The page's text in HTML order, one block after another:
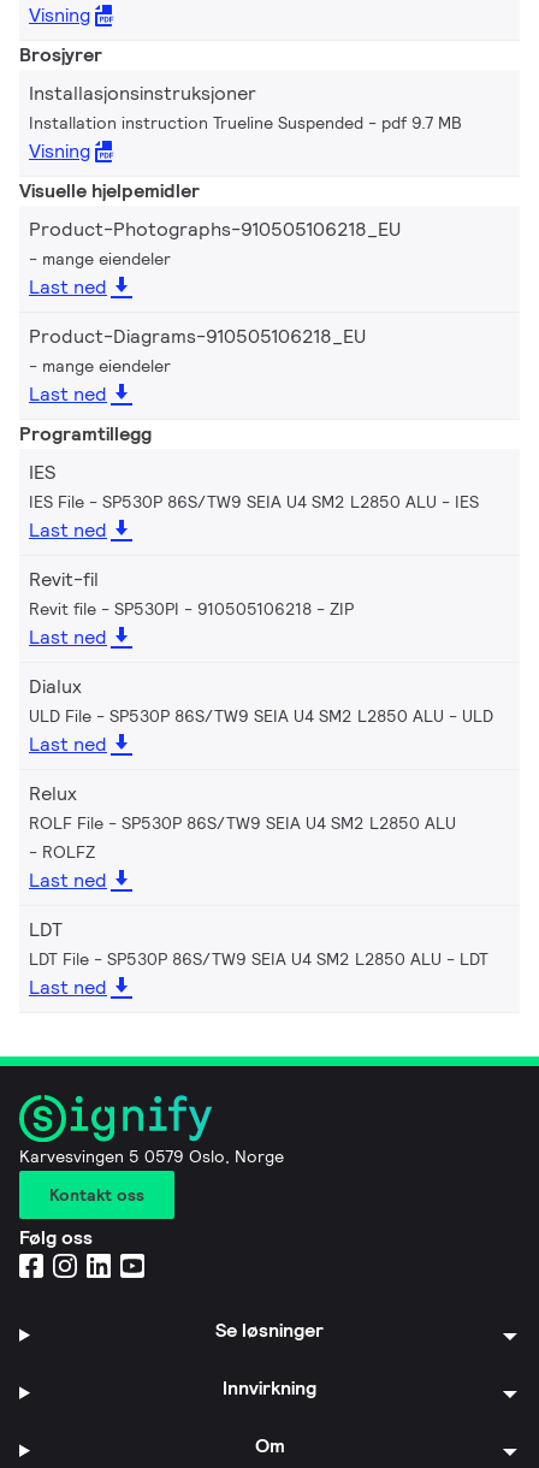
Visning
Brosjyrer
Installasjonsinstruksjoner
Installation instruction Trueline Suspended pdf 9.7 MB
Visning
Visuelle hjelpemidler
Product-Photographs-910505106218_EU
mange eiendeler
Last ned
Product-Diagrams-910505106218_EU
mange eiendeler
Last ned
Programtillegg
IES
IES File - SP530P 86S/TW9 SEIA U4 SM2 L2850 ALU IES
Last ned
Revit-fil
Revit file - SP530PI - 910505106218 ZIP
Last ned
Dialux
ULD File - SP530P 86S/TW9 SEIA U4 SM2 L2850 ALU ULD
Last ned
Relux
ROLF File - SP530P 86S/TW9 SEIA U4 SM2 L2850 ALU
ROLFZ
Last ned
LDT
LDT File - SP530P 86S/TW9 SEIA U4 SM2 L2850 ALU LDT
Last ned
Karvesvingen 5 0579 Oslo, Norge
Kontakt oss
Følg oss
Se løsninger
Innvirkning
Om